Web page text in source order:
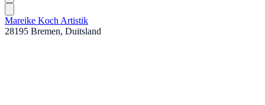
Mareike Koch Artistik
28195 Bremen, Duitsland